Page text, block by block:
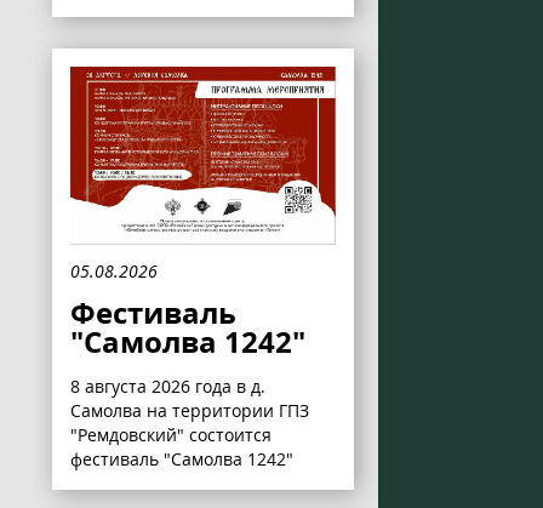
05.08.2026
Фестиваль
"Самолва 1242"
8 августа 2026 года в д.
Самолва на территории ГПЗ
"Ремдовский" состоится
фестиваль "Самолва 1242"